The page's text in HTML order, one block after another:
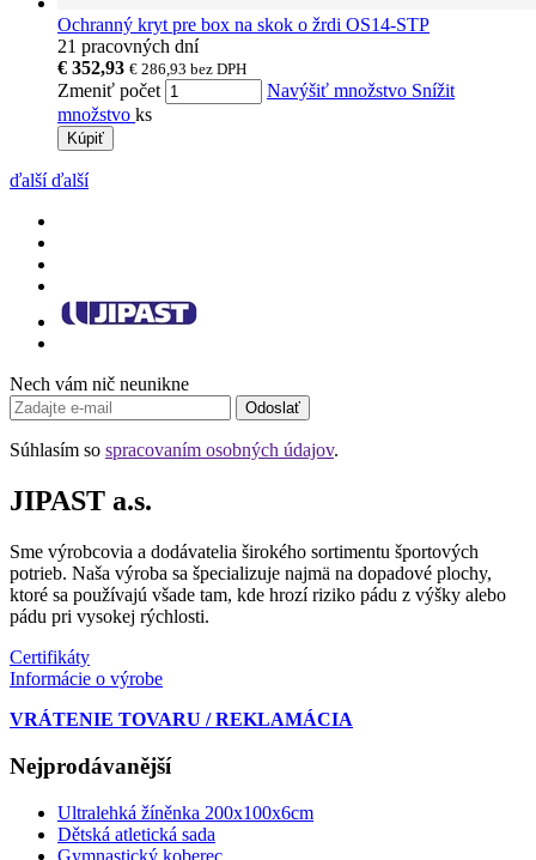
Ochranný kryt pre box na skok o žrdi OS14-STP
21 pracovných dní
€ 352,93 € 286,93 bez DPH
Zmeniť počet Navýšiť množstvo Snížit
množstvo ks
Kúpiť
ďalší ďalší
Nech vám nič neunikne
Odoslať
Súhlasím so spracovaním osobných údajov.
JIPAST a.s.
Sme výrobcovia a dodávatelia širokého sortimentu športových
potrieb. Naša výroba sa špecializuje najmä na dopadové plochy,
ktoré sa používajú všade tam, kde hrozí riziko pádu z výšky alebo
pádu pri vysokej rýchlosti.
Certifikáty
Informácie o výrobe
VRÁTENIE TOVARU / REKLAMÁCIA
Nejprodávanější
Ultralehká žíněnka 200x100x6cm
Dětská atletická sada
Gymnastický koberec